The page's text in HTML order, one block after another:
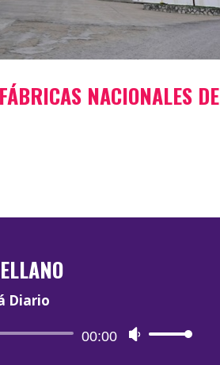
NACIONALES DE
Diario
00:00
Utiliza